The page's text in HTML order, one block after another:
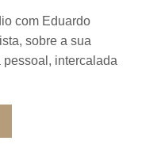
com Eduardo
sobre a sua
intercalada